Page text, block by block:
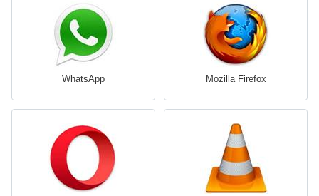
WhatsApp Mozilla Firefox